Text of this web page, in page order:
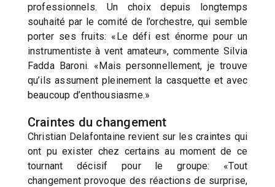
professionnels. Un choix depuis longtemps
souhaité par le comité de l’orchestre, qui semble
porter ses fruits: «Le défi est énorme pour un
instrumentiste à vent amateur», commente Silvia
Fadda Baroni. «Mais personnellement, je trouve
qu’ils assument pleinement la casquette et avec
beaucoup d’enthousiasme.»
Craintes du changement
Christian Delafontaine revient sur les craintes qui
ont pu exister chez certains au moment de ce
tournant décisif pour le groupe: «Tout
changement provoque des réactions de surprise,